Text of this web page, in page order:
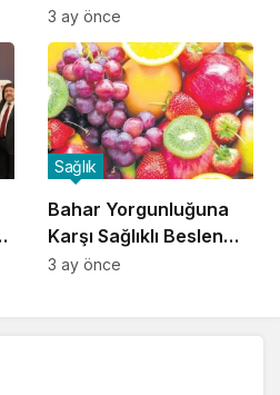
Fibromiyalji!
3 ay önce
Bahar Yorgunluğuna
Karşı Sağlıklı Beslenme
İpuçları
Sağlık
3 ay önce